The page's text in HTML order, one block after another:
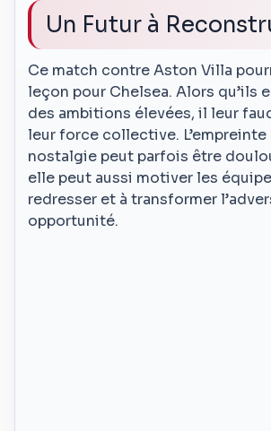
Un Futur à
Ce match contre Aston Villa
leçon pour Chelsea. Alors qu’ils
des ambitions élevées, il leur
leur force collective. L’empreinte
nostalgie peut parfois être
elle peut aussi motiver les
redresser et à transformer
opportunité.